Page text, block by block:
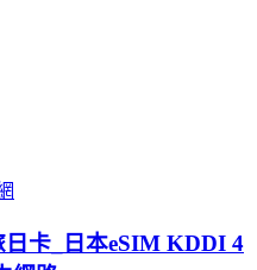
卡_日本eSIM KDDI 4